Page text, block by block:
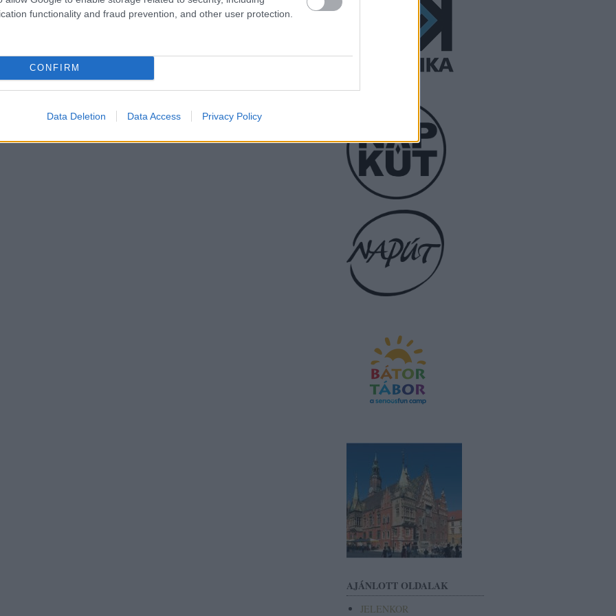
functionality and fraud prevention, and other user protection.
CONFIRM
Data Deletion Data Access Privacy Policy
AJÁNLOTT OLDALAK
JELENKOR